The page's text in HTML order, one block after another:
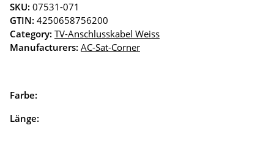
SKU: 07531-071
GTIN: 4250658756200
Category: TV-Anschlusskabel Weiss
Manufacturers: AC-Sat-Corner
Farbe:
Länge: